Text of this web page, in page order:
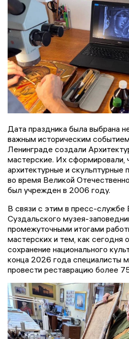
Дата праздника была выбрана
важным историческим
Ленинграде создали
мастерские. Их сформировали,
архитектурные и скульптурные
во время Великой
был учрежден в 2006 году.
В связи с этим в пресс-
Суздальского музея-
промежуточными итогами
мастерских и тем, как сегодня
сохранение национального
конца 2026 года специалисты
провести реставрацию более